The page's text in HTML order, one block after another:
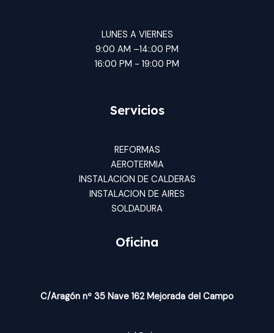
LUNES A VIERNES
9:00 AM –14:.00 PM
16:00 PM - 19:00 PM
Servicios
REFORMAS
AEROTERMIA
INSTALACION DE CALDERAS
INSTALACION DE AIRES
SOLDADURA
Oficina
C/Aragón nº 35 Nave 162 Mejorada del Campo